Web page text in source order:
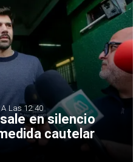
en silencio
cautelar
Las 12:40